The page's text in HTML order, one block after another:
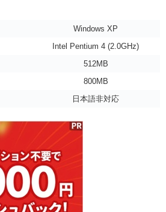
Windows XP
Intel Pentium 4 (2.0GHz)
512MB
800MB
日本語非対応